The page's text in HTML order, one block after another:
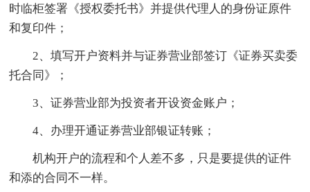
时临柜签署《授权委托书》并提供代理人的身份证原件
和复印件；
2、填写开户资料并与证券营业部签订《证券买卖委
托合同》；
3、证券营业部为投资者开设资金账户；
4、办理开通证券营业部银证转账；
机构开户的流程和个人差不多，只是要提供的证件
和添的合同不一样。